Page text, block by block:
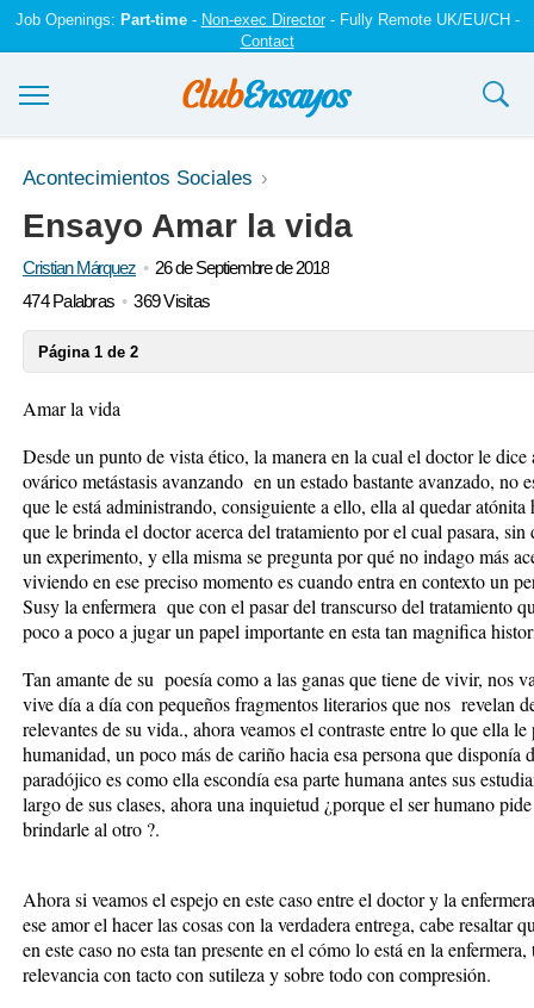
Job Openings: Part-time- Non-exec Director- Fully Remote UK/EU/CH -
Contact
Ensayos y trabajos
Registrarse
Iniciar sesión
Acontecimientos Sociales
Ensayo Amar la vida
Cristian Márquez
26 de Septiembre de 2018
474 Palabras
369 Visitas
Página 1 de 2
Amar la vida
Desde un punto de vista ético, la manera en la cual el doctor le
ovárico metástasis avanzando en un estado bastante avanzado, no
que le está administrando, consiguiente a ello, ella al quedar
que le brinda el doctor acerca del tratamiento por el cual pasara,
un experimento, y ella misma se pregunta por qué no indago más
viviendo en ese preciso momento es cuando entra en contexto un
Susy la enfermera que con el pasar del transcurso del tratamiento
poco a poco a jugar un papel importante en esta tan magnifica
Tan amante de su poesía como a las ganas que tiene de vivir, nos
vive día a día con pequeños fragmentos literarios que nos revelan
relevantes de su vida., ahora veamos el contraste entre lo que ella
humanidad, un poco más de cariño hacia esa persona que disponía
paradójico es como ella escondía esa parte humana antes sus
largo de sus clases, ahora una inquietud ¿porque el ser humano
brindarle al otro ?.
Ahora si veamos el espejo en este caso entre el doctor y la
ese amor el hacer las cosas con la verdadera entrega, cabe resaltar
en este caso no esta tan presente en el cómo lo está en la
relevancia con tacto con sutileza y sobre todo con compresión.